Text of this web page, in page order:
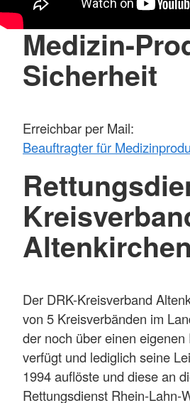
Medizin-
Sicherheit
Erreichbar per Mail:
Beauftragter für
Altenkirchen
Der DRK-Kreisverband
von 5 Kreisverbänden im
der noch über einen
verfügt und lediglich seine
1994 auflöste und diese an
Rettungsdienst Rhein-Lahn-